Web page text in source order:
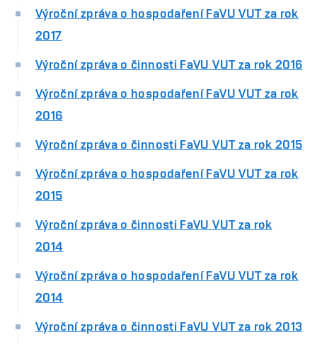
Výroční zpráva o hospodaření FaVU VUT za rok
2017
Výroční zpráva o činnosti FaVU VUT za rok 2016
Výroční zpráva o hospodaření FaVU VUT za rok
2016
Výroční zpráva o činnosti FaVU VUT za rok 2015
Výroční zpráva o hospodaření FaVU VUT za rok
2015
Výroční zpráva o činnosti FaVU VUT za rok
2014
Výroční zpráva o hospodaření FaVU VUT za rok
2014
Výroční zpráva o činnosti FaVU VUT za rok 2013